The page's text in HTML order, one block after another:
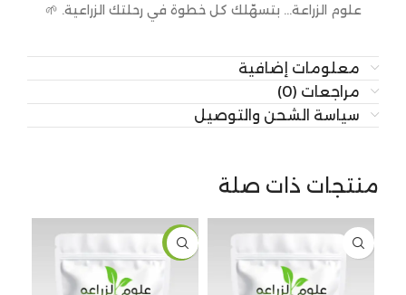
علوم الزراعة… بتسهّلك كل خطوة في رحلتك الزراعية. 🌱
معلومات إضافية
مراجعات (0)
سياسة الشحن والتوصيل
منتجات ذات صلة
-15%